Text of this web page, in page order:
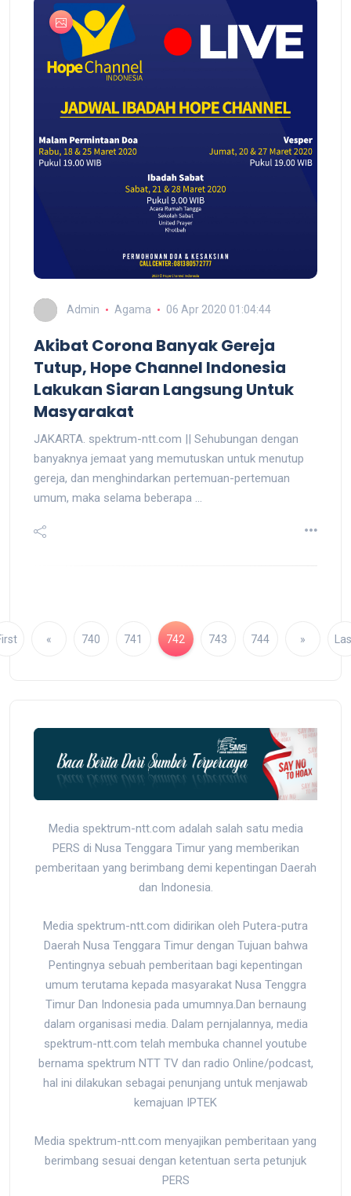
Admin Agama 06 Apr 2020 01:04:44
Akibat Corona Banyak Gereja
Tutup, Hope Channel Indonesia
Lakukan Siaran Langsung Untuk
Masyarakat
JAKARTA. spektrum-ntt.com || Sehubungan dengan
banyaknya jemaat yang memutuskan untuk menutup
gereja, dan menghindarkan pertemuan-pertemuan
umum, maka selama beberapa ...
« 740 741 742 743 744 »
Media spektrum-ntt.com adalah salah satu media
PERS di Nusa Tenggara Timur yang memberikan
pemberitaan yang berimbang demi kepentingan Daerah
dan Indonesia.
Media spektrum-ntt.com didirikan oleh Putera-putra
Daerah Nusa Tenggara Timur dengan Tujuan bahwa
Pentingnya sebuah pemberitaan bagi kepentingan
umum terutama kepada masyarakat Nusa Tenggra
Timur Dan Indonesia pada umumnya.Dan bernaung
dalam organisasi media. Dalam pernjalannya, media
spektrum-ntt.com telah membuka channel youtube
bernama spektrum NTT TV dan radio Online/podcast,
hal ini dilakukan sebagai penunjang untuk menjawab
kemajuan IPTEK
Media spektrum-ntt.com menyajikan pemberitaan yang
berimbang sesuai dengan ketentuan serta petunjuk
PERS